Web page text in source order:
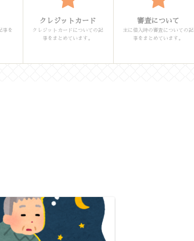
事を
クレジットカード
クレジットカードについての記
事をまとめています。
審査について
主に借入時の審査についての記
事をまとめています。